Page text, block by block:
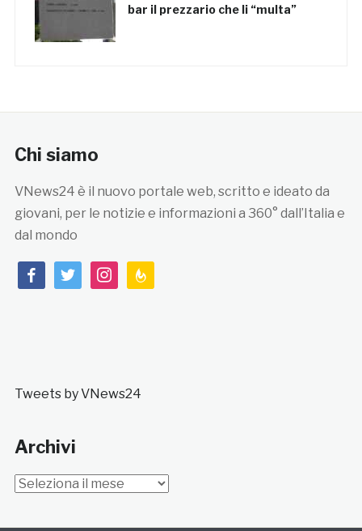
bar il prezzario che li “multa”
Chi siamo
VNews24 è il nuovo portale web, scritto e ideato da
giovani, per le notizie e informazioni a 360° dall’Italia e
dal mondo
facebooktwitterinstagramfeedburner
Tweets by VNews24
Archivi
Archivi